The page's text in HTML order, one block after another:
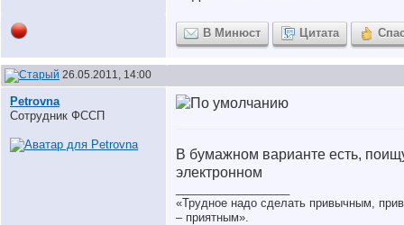
В Минюст Цитата
26.05.2011, 14:00
Petrovna
Сотрудник ФССП
В бумажном варианте есть,
электронном
«Трудное надо сделать привычным,
– приятным».